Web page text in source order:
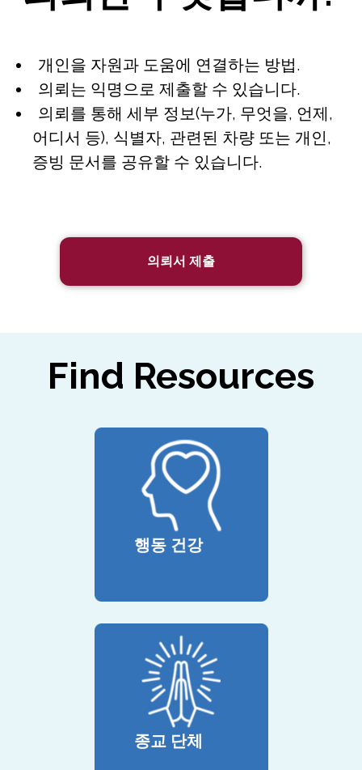
개인을 자원과 도움에 연결하는 방법.
의뢰는 익명으로 제출할 수 있습니다.
의뢰를 통해 세부 정보(누가, 무엇을, 언제,
어디서 등), 식별자, 관련된 차량 또는 개인,
증빙 문서를 공유할 수 있습니다.
의뢰서 제출
Find Resources
행동 건강
종교 단체